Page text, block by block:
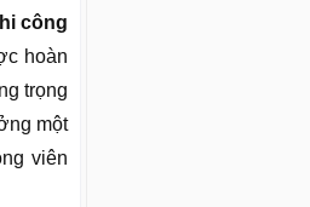
công
hoàn
trọng
một
viên